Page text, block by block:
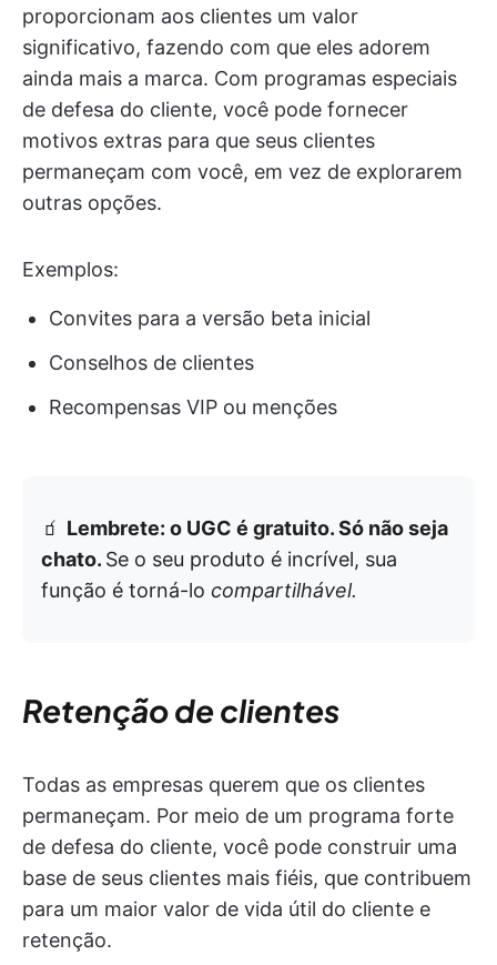
proporcionam aos clientes um valor
significativo, fazendo com que eles adorem
ainda mais a marca. Com programas especiais
de defesa do cliente, você pode fornecer
motivos extras para que seus clientes
permaneçam com você, em vez de explorarem
outras opções.
Exemplos:
Convites para a versão beta inicial
Conselhos de clientes
Recompensas VIP ou menções
🧃 Lembrete: o UGC é gratuito. Só não seja
chato. Se o seu produto é incrível, sua
função é torná-lo compartilhável.
Retenção de clientes
Todas as empresas querem que os clientes
permaneçam. Por meio de um programa forte
de defesa do cliente, você pode construir uma
base de seus clientes mais fiéis, que contribuem
para um maior valor de vida útil do cliente e
retenção.